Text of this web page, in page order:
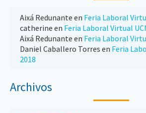
Aixá Redunante en Feria Laboral
catherine en Feria Laboral Virtual
Aixá Redunante en Feria Laboral
Daniel Caballero Torres en Feria
2018
Archivos